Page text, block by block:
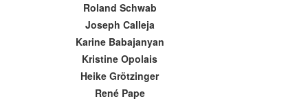
Roland Schwab
Joseph Calleja
Karine Babajanyan
Kristine Opolais
Heike Grötzinger
René Pape